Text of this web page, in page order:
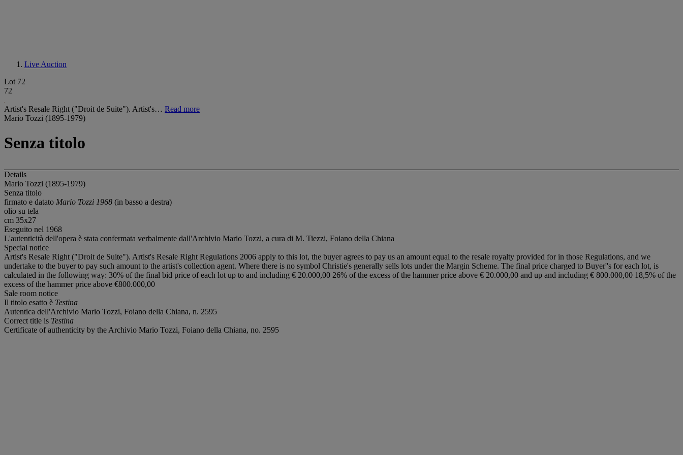
Live Auction
Lot 72
72
Artist's Resale Right ("Droit de Suite"). Artist's… Read more
Mario Tozzi (1895-1979)
Senza titolo
Details
Mario Tozzi (1895-1979)
Senza titolo
firmato e datato Mario Tozzi 1968 (in basso a destra)
olio su tela
cm 35x27
Eseguito nel 1968
L'autenticità dell'opera è stata confermata verbalmente dall'Archivio Mario Tozzi, a cura di M. Tiezzi, Foiano della Chiana
Special notice
Artist's Resale Right ("Droit de Suite"). Artist's Resale Right Regulations 2006 apply to this lot, the buyer agrees to pay us an amount equal to the resale royalty provided for in those Regulations, and we
undertake to the buyer to pay such amount to the artist's collection agent. Where there is no symbol Christie's generally sells lots under the Margin Scheme. The final price charged to Buyer''s for each lot, is
calculated in the following way: 30% of the final bid price of each lot up to and including € 20.000,00 26% of the excess of the hammer price above € 20.000,00 and up and including € 800.000,00 18,5% of the
excess of the hammer price above €800.000,00
Sale room notice
Il titolo esatto è Testina
Autentica dell'Archivio Mario Tozzi, Foiano della Chiana, n. 2595
Correct title is Testina
Certificate of authenticity by the Archivio Mario Tozzi, Foiano della Chiana, no. 2595